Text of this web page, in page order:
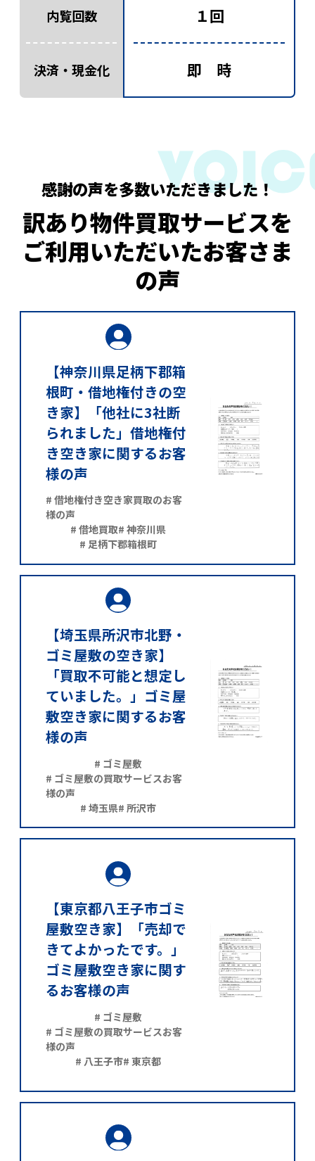
内覧回数
決済・現金化
１回
即 時
感謝の声を多数いただきました！
訳あり物件買取サービスを
ご利用いただいたお客さま
の声
【神奈川県足柄下郡箱
根町・借地権付きの空
き家】「他社に3社断
られました」借地権付
き空き家に関するお客
様の声
# 借地権付き空き家買取のお客
様の声
# 借地買取# 神奈川県
# 足柄下郡箱根町
【埼玉県所沢市北野・
ゴミ屋敷の空き家】
「買取不可能と想定し
ていました。」ゴミ屋
敷空き家に関するお客
様の声
# ゴミ屋敷
# ゴミ屋敷の買取サービスお客
様の声
# 埼玉県# 所沢市
【東京都八王子市ゴミ
屋敷空き家】「売却で
きてよかったです。」
ゴミ屋敷空き家に関す
るお客様の声
# ゴミ屋敷
# ゴミ屋敷の買取サービスお客
様の声
# 八王子市# 東京都